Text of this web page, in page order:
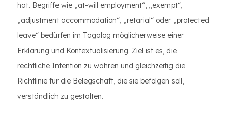
hat. Begriffe wie „at-will employment“, „exempt“,
„adjustment accommodation“, „retarial“ oder „protected
leave“ bedürfen im Tagalog möglicherweise einer
Erklärung und Kontextualisierung. Ziel ist es, die
rechtliche Intention zu wahren und gleichzeitig die
Richtlinie für die Belegschaft, die sie befolgen soll,
verständlich zu gestalten.